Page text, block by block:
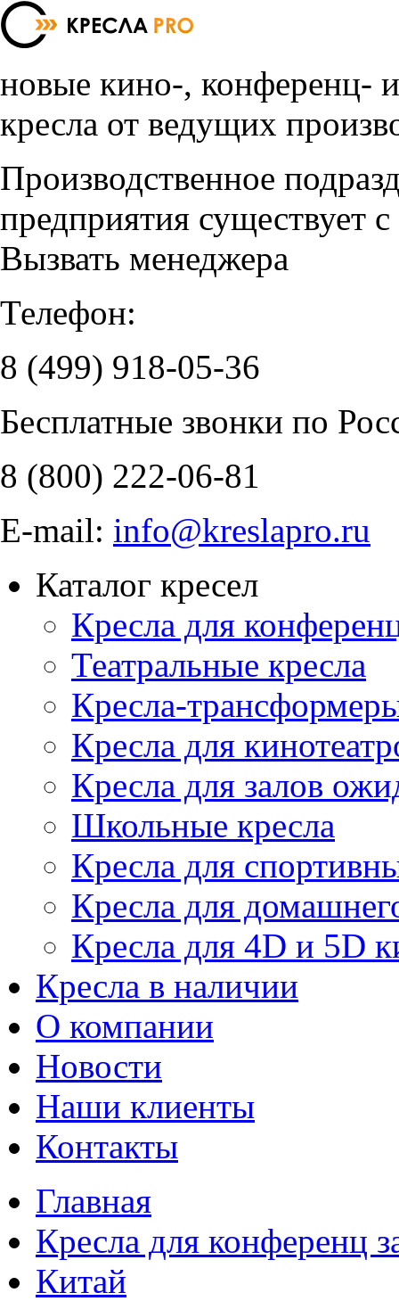
новые кино-, конференц-
кресла от ведущих
Производственное
предприятия существует
Вызвать менеджера
Телефон:
8 (499) 918-05-36
Бесплатные звонки по
8 (800) 222-06-81
E-mail: info@kreslapro.ru
Каталог кресел
Кресла для
Театральные кресла
Кресла-
Кресла для
Кресла для залов
Школьные кресла
Кресла для
Кресла для
Кресла для 4D и 5D
Кресла в наличии
О компании
Новости
Наши клиенты
Контакты
Главная
Кресла для конференц
Китай